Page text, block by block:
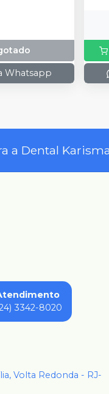
Whatsapp
a Dental Karisma
3342-8020
Volta Redonda - RJ-